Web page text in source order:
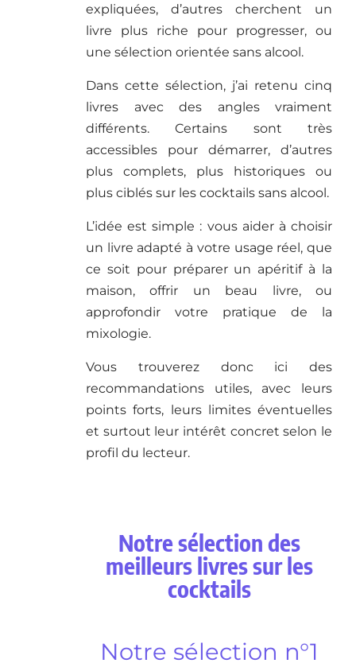
expliquées, d’autres cherchent un
livre plus riche pour progresser, ou
une sélection orientée sans alcool.
Dans cette sélection, j’ai retenu cinq
livres avec des angles vraiment
différents. Certains sont très
accessibles pour démarrer, d’autres
plus complets, plus historiques ou
plus ciblés sur les cocktails sans alcool.
L’idée est simple : vous aider à choisir
un livre adapté à votre usage réel, que
ce soit pour préparer un apéritif à la
maison, offrir un beau livre, ou
approfondir votre pratique de la
mixologie.
Vous trouverez donc ici des
recommandations utiles, avec leurs
points forts, leurs limites éventuelles
et surtout leur intérêt concret selon le
profil du lecteur.
Notre sélection des
meilleurs livres sur les
cocktails
Notre sélection n°1